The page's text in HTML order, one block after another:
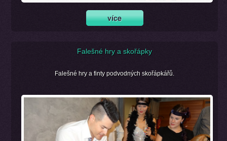
Falešné hry a skořápky
Falešné hry a finty podvodných skořápkářů.